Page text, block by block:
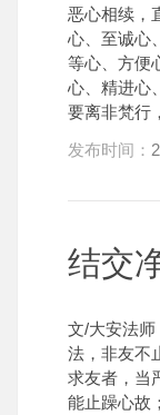
恶心相续，
心、至诚心
等心、方便
心、精进心
要离非梵行
发布时间：
结交
文/大安法
法，非友不
求友者，当
能止躁心故